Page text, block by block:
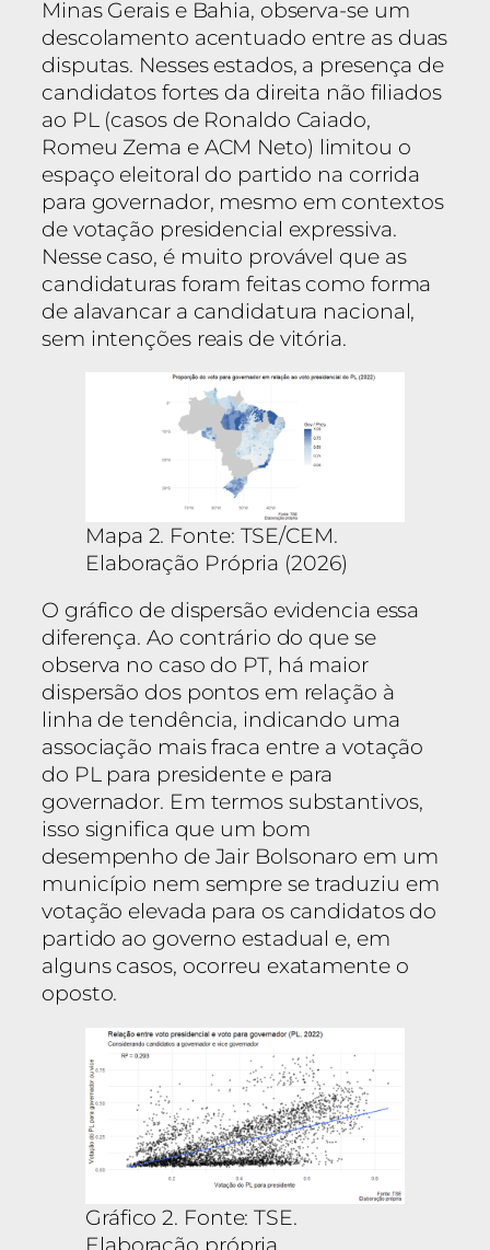
Minas Gerais e Bahia, observa-se um
descolamento acentuado entre as duas
disputas. Nesses estados, a presença de
candidatos fortes da direita não filiados
ao PL (casos de Ronaldo Caiado,
Romeu Zema e ACM Neto) limitou o
espaço eleitoral do partido na corrida
para governador, mesmo em contextos
de votação presidencial expressiva.
Nesse caso, é muito provável que as
candidaturas foram feitas como forma
de alavancar a candidatura nacional,
sem intenções reais de vitória.
Mapa 2. Fonte: TSE/CEM.
Elaboração Própria (2026)
O gráfico de dispersão evidencia essa
diferença. Ao contrário do que se
observa no caso do PT, há maior
dispersão dos pontos em relação à
linha de tendência, indicando uma
associação mais fraca entre a votação
do PL para presidente e para
governador. Em termos substantivos,
isso significa que um bom
desempenho de Jair Bolsonaro em um
município nem sempre se traduziu em
votação elevada para os candidatos do
partido ao governo estadual e, em
alguns casos, ocorreu exatamente o
oposto.
Gráfico 2. Fonte: TSE.